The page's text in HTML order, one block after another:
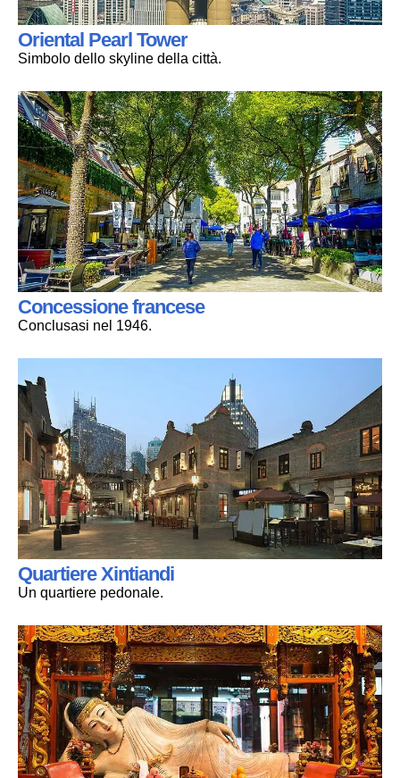
Oriental Pearl Tower
Simbolo dello skyline della città.
Concessione francese
Conclusasi nel 1946.
Quartiere Xintiandi
Un quartiere pedonale.